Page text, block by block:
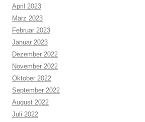
April 2023
März 2023
Februar 2023
Januar 2023
Dezember 2022
November 2022
Oktober 2022
September 2022
August 2022
Juli 2022